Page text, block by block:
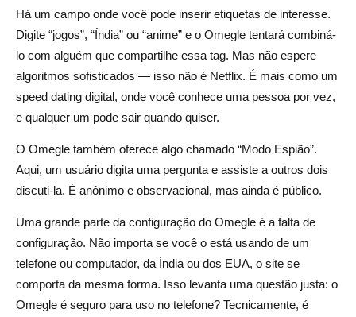
Há um campo onde você pode inserir etiquetas de interesse.
Digite “jogos”, “Índia” ou “anime” e o Omegle tentará combiná-
lo com alguém que compartilhe essa tag. Mas não espere
algoritmos sofisticados — isso não é Netflix. É mais como um
speed dating digital, onde você conhece uma pessoa por vez,
e qualquer um pode sair quando quiser.
O Omegle também oferece algo chamado “Modo Espião”.
Aqui, um usuário digita uma pergunta e assiste a outros dois
discuti-la. É anônimo e observacional, mas ainda é público.
Uma grande parte da configuração do Omegle é a falta de
configuração. Não importa se você o está usando de um
telefone ou computador, da Índia ou dos EUA, o site se
comporta da mesma forma. Isso levanta uma questão justa: o
Omegle é seguro para uso no telefone? Tecnicamente, é